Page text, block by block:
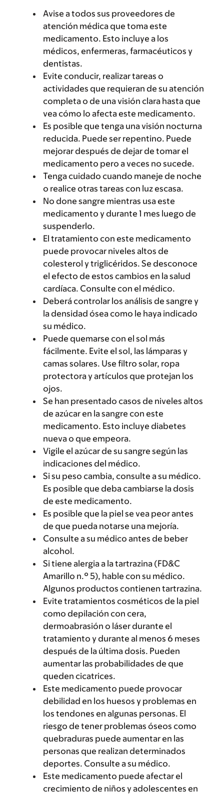
Avise a todos sus proveedores de
atención médica que toma este
medicamento. Esto incluye a los
médicos, enfermeras, farmacéuticos y
dentistas.
Evite conducir, realizar tareas o
actividades que requieran de su atención
completa o de una visión clara hasta que
vea cómo lo afecta este medicamento.
Es posible que tenga una visión nocturna
reducida. Puede ser repentino. Puede
mejorar después de dejar de tomar el
medicamento pero a veces no sucede.
Tenga cuidado cuando maneje de noche
o realice otras tareas con luz escasa.
No done sangre mientras usa este
medicamento y durante 1 mes luego de
suspenderlo.
El tratamiento con este medicamento
puede provocar niveles altos de
colesterol y triglicéridos. Se desconoce
el efecto de estos cambios en la salud
cardíaca. Consulte con el médico.
Deberá controlar los análisis de sangre y
la densidad ósea como le haya indicado
su médico.
Puede quemarse con el sol más
fácilmente. Evite el sol, las lámparas y
camas solares. Use filtro solar, ropa
protectora y artículos que protejan los
ojos.
Se han presentado casos de niveles altos
de azúcar en la sangre con este
medicamento. Esto incluye diabetes
nueva o que empeora.
Vigile el azúcar de su sangre según las
indicaciones del médico.
Si su peso cambia, consulte a su médico.
Es posible que deba cambiarse la dosis
de este medicamento.
Es posible que la piel se vea peor antes
de que pueda notarse una mejoría.
Consulte a su médico antes de beber
alcohol.
Si tiene alergia a la tartrazina (FD&C
Amarillo n.º 5), hable con su médico.
Algunos productos contienen tartrazina.
Evite tratamientos cosméticos de la piel
como depilación con cera,
dermoabrasión o láser durante el
tratamiento y durante al menos 6 meses
después de la última dosis. Pueden
aumentar las probabilidades de que
queden cicatrices.
Este medicamento puede provocar
debilidad en los huesos y problemas en
los tendones en algunas personas. El
riesgo de tener problemas óseos como
quebraduras puede aumentar en las
personas que realizan determinados
deportes. Consulte a su médico.
Este medicamento puede afectar el
crecimiento de niños y adolescentes en